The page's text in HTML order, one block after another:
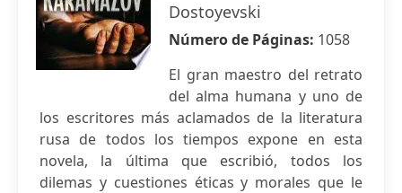
Dostoyevski
Número de Páginas: 1058
El gran maestro del retrato
del alma humana y uno de
los escritores más aclamados de la literatura
rusa de todos los tiempos expone en esta
novela, la última que escribió, todos los
dilemas y cuestiones éticas y morales que le